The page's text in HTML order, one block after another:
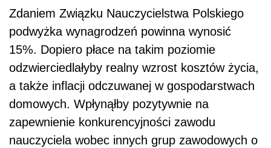
Zdaniem Związku Nauczycielstwa Polskiego
podwyżka wynagrodzeń powinna wynosić
15%. Dopiero płace na takim poziomie
odzwierciedlałyby realny wzrost kosztów życia,
a także inflacji odczuwanej w gospodarstwach
domowych. Wpłynąłby pozytywnie na
zapewnienie konkurencyjności zawodu
nauczyciela wobec innych grup zawodowych o